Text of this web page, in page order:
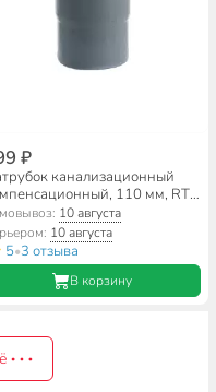
₽
канализационный
110 мм, RTP,
36648
10 августа
10 августа
5•3 отзыва
В корзину